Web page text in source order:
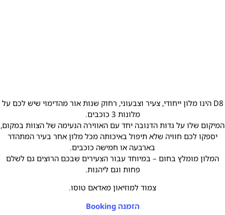
D8 הינו מלון ייחודי, צעיר וצבעוני, רחוק שנות אור מהדימוי שיש לכם על
מלונות 3 כוכבים.
המיקום שלו על גדות הדנובה יחד עם האווירה הנעימה של הצוות במקום,
יספקו לכם חוויה שלא תיפול באיכותה מכל מלון אחר בעיר המתהדר
בארבעה או חמישה כוכבים.
המלון מומלץ בחום – במיוחד עבור הצעירים שבכם הרוצים גם לשלם
פחות וגם ליהנות.
צמוד למוזיאון מאדאם טוסו.
הזמנה Booking